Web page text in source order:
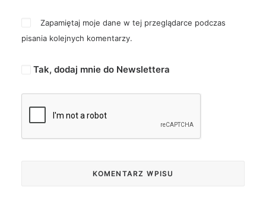
Zapamiętaj moje dane w tej przeglądarce podczas
pisania kolejnych komentarzy.
Tak, dodaj mnie do Newslettera